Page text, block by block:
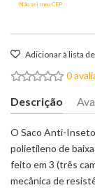
Não sei meu CEP
Adicionar à lista
0
Descrição
O Saco Anti-
polietileno de
feito em 3 (três
mecânica de